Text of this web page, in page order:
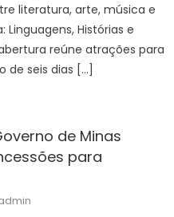
literatura, arte, música e
Histórias e
reúne atrações para
de seis dias […]
de Minas
para